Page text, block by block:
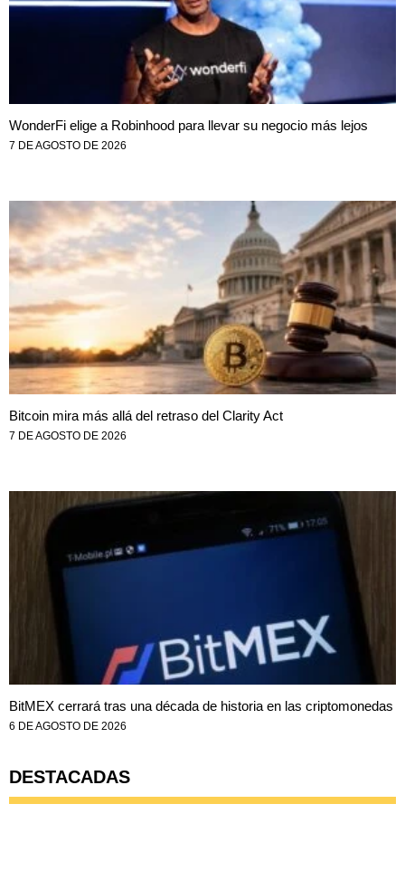
WonderFi elige a Robinhood para llevar su negocio más lejos
7 DE AGOSTO DE 2026
Bitcoin mira más allá del retraso del Clarity Act
7 DE AGOSTO DE 2026
BitMEX cerrará tras una década de historia en las criptomonedas
6 DE AGOSTO DE 2026
DESTACADAS